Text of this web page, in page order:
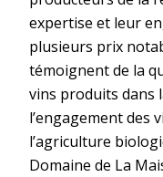
expertise et leur
plusieurs prix
témoignent de la
vins produits dans
l’engagement des
l’agriculture
Domaine de La